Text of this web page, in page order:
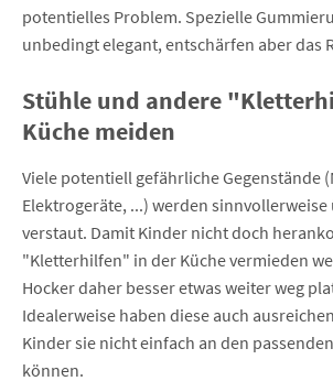
potentielles Problem. Spezielle
unbedingt elegant, entschärfen aber das
Stühle und andere
Küche meiden
Viele potentiell gefährliche Gegenstände
Elektrogeräte, ...) werden
verstaut. Damit Kinder nicht doch
"Kletterhilfen" in der Küche vermieden
Hocker daher besser etwas weiter weg
Idealerweise haben diese auch
Kinder sie nicht einfach an den
können.